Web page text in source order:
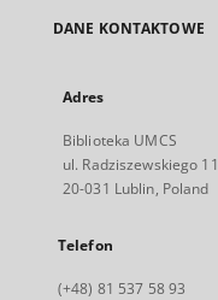
DANE KONTAKTOWE
Adres
Biblioteka UMCS
ul. Radziszewskiego 11
20-031 Lublin, Poland
Telefon
(+48) 81 537 58 93